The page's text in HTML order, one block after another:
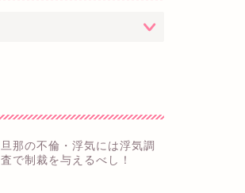
旦那の不倫・浮気には浮気調
査で制裁を与えるべし！